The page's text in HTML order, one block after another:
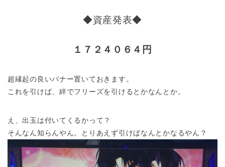
◆資産発表◆
１７２４０６４円
超縁起の良いバナー置いておきます。
これを引けば、絆でフリーズを引けるとかなんとか。
え、出玉は付いてくるかって？
そんなん知らんやん。とりあえず引けばなんとかなるやん？